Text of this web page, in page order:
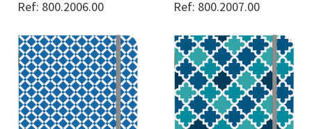
Ref: 800.2006.00
Ref: 800.2007.00